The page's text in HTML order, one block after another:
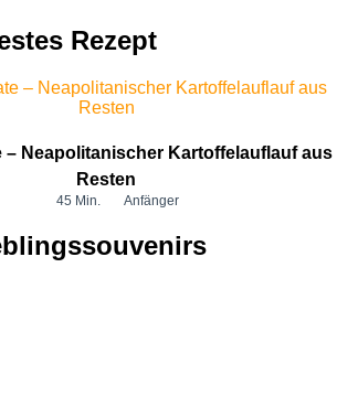
Rezept
– Neapolitanischer Kartoffelauflauf aus
Resten
45 Min. Anfänger